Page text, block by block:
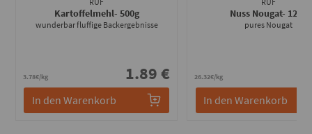
Kartoffelmehl- 500g
wunderbar fluffige Backergebnisse
3.78€/kg 1.89 €
In den Warenkorb
Nuss Nougat- 125g
pures Nougat
26.32€/kg
In den Warenkorb